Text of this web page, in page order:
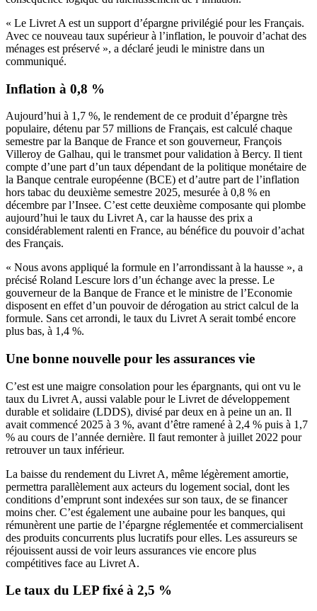
« Le Livret A est un support d’épargne privilégié pour les Français.
Avec ce nouveau taux supérieur à l’inflation, le pouvoir d’achat des
ménages est préservé », a déclaré jeudi le ministre dans un
communiqué.
Inflation à 0,8 %
Aujourd’hui à 1,7 %, le rendement de ce produit d’épargne très
populaire, détenu par 57 millions de Français, est calculé chaque
semestre par la Banque de France et son gouverneur, François
Villeroy de Galhau, qui le transmet pour validation à Bercy. Il tient
compte d’une part d’un taux dépendant de la politique monétaire de
la Banque centrale européenne (BCE) et d’autre part de l’inflation
hors tabac du deuxième semestre 2025, mesurée à 0,8 % en
décembre par l’Insee. C’est cette deuxième composante qui plombe
aujourd’hui le taux du Livret A, car la hausse des prix a
considérablement ralenti en France, au bénéfice du pouvoir d’achat
des Français.
« Nous avons appliqué la formule en l’arrondissant à la hausse », a
précisé Roland Lescure lors d’un échange avec la presse. Le
gouverneur de la Banque de France et le ministre de l’Economie
disposent en effet d’un pouvoir de dérogation au strict calcul de la
formule. Sans cet arrondi, le taux du Livret A serait tombé encore
plus bas, à 1,4 %.
Une bonne nouvelle pour les assurances vie
C’est est une maigre consolation pour les épargnants, qui ont vu le
taux du Livret A, aussi valable pour le Livret de développement
durable et solidaire (LDDS), divisé par deux en à peine un an. Il
avait commencé 2025 à 3 %, avant d’être ramené à 2,4 % puis à 1,7
% au cours de l’année dernière. Il faut remonter à juillet 2022 pour
retrouver un taux inférieur.
La baisse du rendement du Livret A, même légèrement amortie,
permettra parallèlement aux acteurs du logement social, dont les
conditions d’emprunt sont indexées sur son taux, de se financer
moins cher. C’est également une aubaine pour les banques, qui
rémunèrent une partie de l’épargne réglementée et commercialisent
des produits concurrents plus lucratifs pour elles. Les assureurs se
réjouissent aussi de voir leurs assurances vie encore plus
compétitives face au Livret A.
Le taux du LEP fixé à 2,5 %